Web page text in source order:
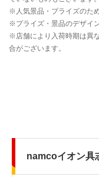
namcoイオン具